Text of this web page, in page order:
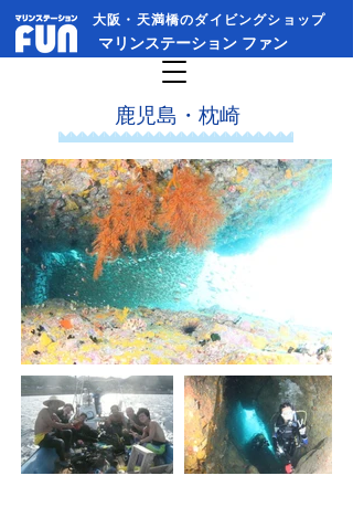
大阪・天満橋のダイビングショップ​
​マリンステーション ファン
​鹿児島・枕崎